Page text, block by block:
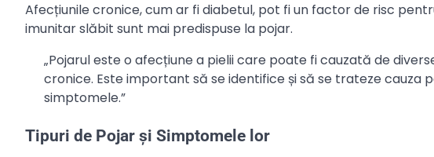
Afecțiunile cronice, cum ar fi diabetul, pot fi un factor de risc
imunitar slăbit sunt mai predispuse la pojar.
„Pojarul este o afecțiune a pielii care poate fi cauzată de
cronice. Este important să se identifice și să se trateze cauza
simptomele.”
Tipuri de Pojar și Simptomele lor